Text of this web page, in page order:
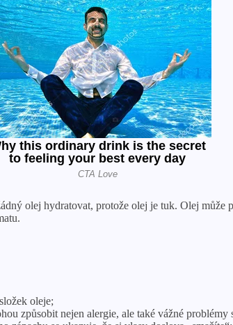
olej hydratovat, protože olej je tuk. Olej může
oleje;
způsobit nejen alergie, ale také vážné